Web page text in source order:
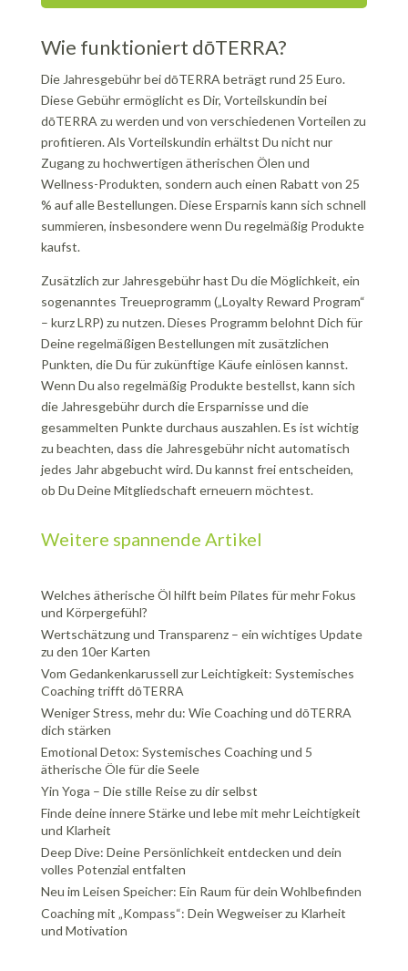
Wie funktioniert dōTERRA?
Die Jahresgebühr bei dōTERRA beträgt rund 25 Euro.
Diese Gebühr ermöglicht es Dir, Vorteilskundin bei
dōTERRA zu werden und von verschiedenen Vorteilen zu
profitieren. Als Vorteilskundin erhältst Du nicht nur
Zugang zu hochwertigen ätherischen Ölen und
Wellness-Produkten, sondern auch einen Rabatt von 25
% auf alle Bestellungen. Diese Ersparnis kann sich schnell
summieren, insbesondere wenn Du regelmäßig Produkte
kaufst.
Zusätzlich zur Jahresgebühr hast Du die Möglichkeit, ein
sogenanntes Treueprogramm („Loyalty Reward Program“
– kurz LRP) zu nutzen. Dieses Programm belohnt Dich für
Deine regelmäßigen Bestellungen mit zusätzlichen
Punkten, die Du für zukünftige Käufe einlösen kannst.
Wenn Du also regelmäßig Produkte bestellst, kann sich
die Jahresgebühr durch die Ersparnisse und die
gesammelten Punkte durchaus auszahlen. Es ist wichtig
zu beachten, dass die Jahresgebühr nicht automatisch
jedes Jahr abgebucht wird. Du kannst frei entscheiden,
ob Du Deine Mitgliedschaft erneuern möchtest.
Weitere spannende Artikel
Welches ätherische Öl hilft beim Pilates für mehr Fokus
und Körpergefühl?
Wertschätzung und Transparenz – ein wichtiges Update
zu den 10er Karten
Vom Gedankenkarussell zur Leichtigkeit: Systemisches
Coaching trifft dōTERRA
Weniger Stress, mehr du: Wie Coaching und dōTERRA
dich stärken
Emotional Detox: Systemisches Coaching und 5
ätherische Öle für die Seele
Yin Yoga – Die stille Reise zu dir selbst
Finde deine innere Stärke und lebe mit mehr Leichtigkeit
und Klarheit
Deep Dive: Deine Persönlichkeit entdecken und dein
volles Potenzial entfalten
Neu im Leisen Speicher: Ein Raum für dein Wohlbefinden
Coaching mit „Kompass“: Dein Wegweiser zu Klarheit
und Motivation